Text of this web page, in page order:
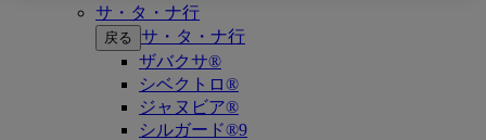
サ・タ・ナ行
戻る サ・タ・ナ行
ザバクサ®
シベクトロ®
ジャヌビア®
シルガード®9